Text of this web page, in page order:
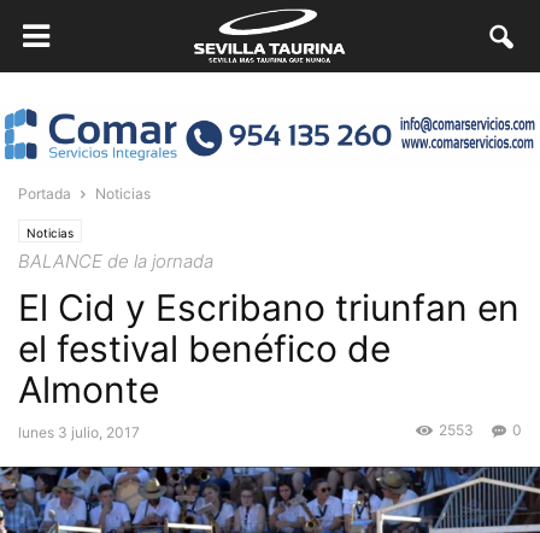
Portada Noticias
Noticias
BALANCE de la jornada
El Cid y Escribano triunfan en
el festival benéfico de
Almonte
lunes 3 julio, 2017 0
2553